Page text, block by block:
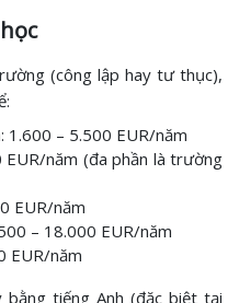
(công lập hay tư thục),
1.600 – 5.500 EUR/năm
EUR/năm (đa phần là trường
EUR/năm
– 18.000 EUR/năm
EUR/năm
tiếng Anh (đặc biệt tại